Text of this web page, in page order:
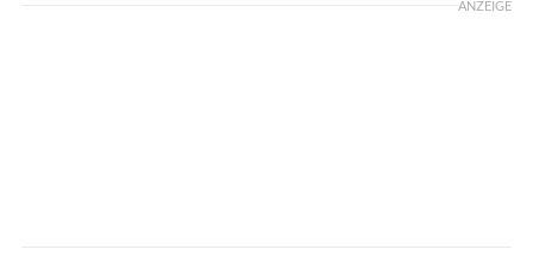
ANZEIGE